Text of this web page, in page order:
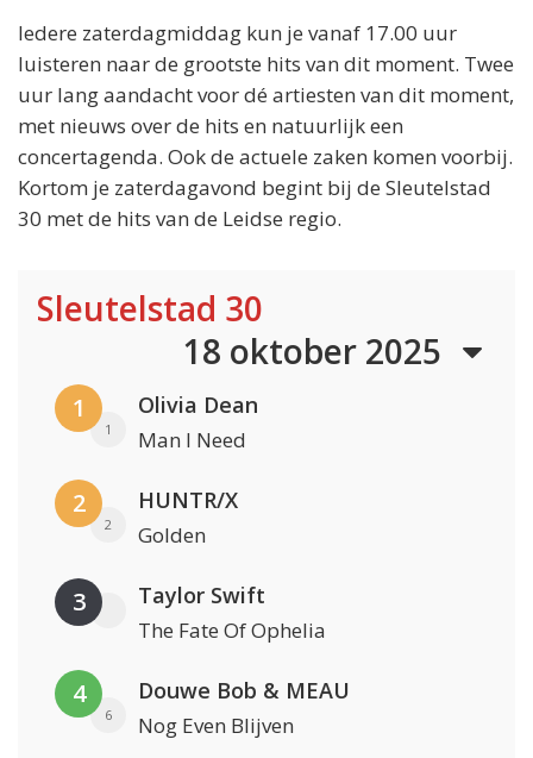
Iedere zaterdagmiddag kun je vanaf 17.00 uur
luisteren naar de grootste hits van dit moment. Twee
uur lang aandacht voor dé artiesten van dit moment,
met nieuws over de hits en natuurlijk een
concertagenda. Ook de actuele zaken komen voorbij.
Kortom je zaterdagavond begint bij de Sleutelstad
30 met de hits van de Leidse regio.
Sleutelstad 30
18 oktober 2025
1
1
Olivia Dean
Man I Need
2
2
HUNTR/X
Golden
3 Taylor Swift
The Fate Of Ophelia
4
6
Douwe Bob & MEAU
Nog Even Blijven